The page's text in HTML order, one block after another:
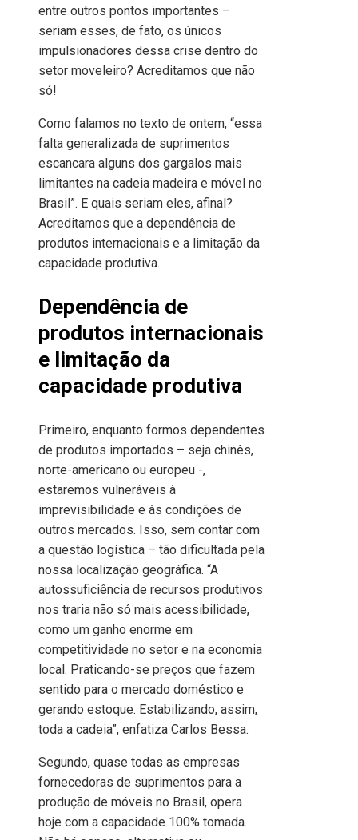
entre outros pontos importantes –
seriam esses, de fato, os únicos
impulsionadores dessa crise dentro do
setor moveleiro? Acreditamos que não
só!
Como falamos no texto de ontem, “essa
falta generalizada de suprimentos
escancara alguns dos gargalos mais
limitantes na cadeia madeira e móvel no
Brasil”. E quais seriam eles, afinal?
Acreditamos que a dependência de
produtos internacionais e a limitação da
capacidade produtiva.
Dependência de
produtos internacionais
e limitação da
capacidade produtiva
Primeiro, enquanto formos dependentes
de produtos importados – seja chinês,
norte-americano ou europeu -,
estaremos vulneráveis à
imprevisibilidade e às condições de
outros mercados. Isso, sem contar com
a questão logística – tão dificultada pela
nossa localização geográfica. “A
autossuficiência de recursos produtivos
nos traria não só mais acessibilidade,
como um ganho enorme em
competitividade no setor e na economia
local. Praticando-se preços que fazem
sentido para o mercado doméstico e
gerando estoque. Estabilizando, assim,
toda a cadeia”, enfatiza Carlos Bessa.
Segundo, quase todas as empresas
fornecedoras de suprimentos para a
produção de móveis no Brasil, opera
hoje com a capacidade 100% tomada.